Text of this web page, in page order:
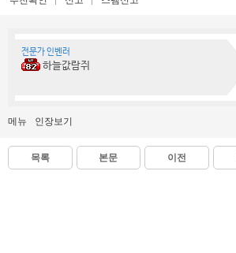
전문가 인벤러
하늘값람쥐
메뉴 인장보기
목록 본문 이전